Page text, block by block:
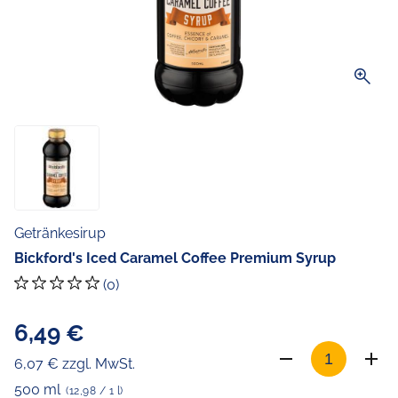
zoom_in
Getränkesirup
Bickford's Iced Caramel Coffee Premium Syrup
(0)
6,49 €
6,07 € zzgl. MwSt.
500 ml (12,98 / 1 l)